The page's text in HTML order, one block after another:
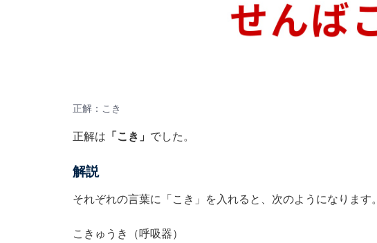
正解：こき
正解は 「こき」 でした。
解説
それぞれの言葉に「こき」を入れると、次のようになります。
こきゅうき（呼吸器）